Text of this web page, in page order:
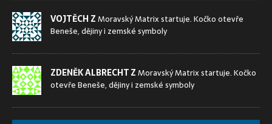
VOJTĚCH ZMoravský Matrix startuje. Kočko otevře
Beneše, dějiny i zemské symboly
ZDENĚK ALBRECHT ZMoravský Matrix startuje. Kočko
otevře Beneše, dějiny i zemské symboly